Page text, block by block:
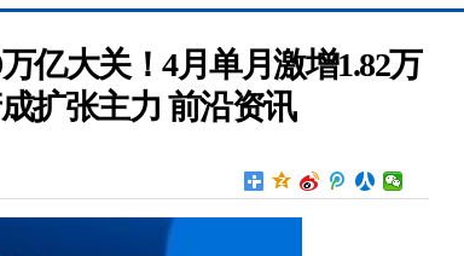
亿大关！4月单月激增1.82万
扩张主力 前沿资讯